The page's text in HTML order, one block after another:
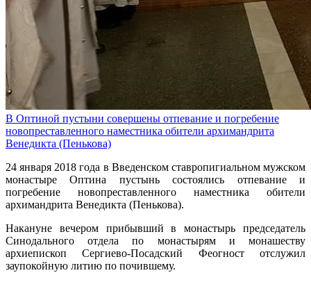
В Оптиной пустыни совершены отпевание и погребение
новопреставленного наместника обители архимандрита
Венедикта (Пенькова)
24 января 2018 года в Введенском ставропигиальном мужском
монастыре Оптина пустынь состоялись отпевание и
погребение новопреставленного наместника обители
архимандрита Венедикта (Пенькова).
Накануне вечером прибывший в монастырь председатель
Синодального отдела по монастырям и монашеству
архиепископ Сергиево-Посадский Феогност отслужил
заупокойную литию по почившему.